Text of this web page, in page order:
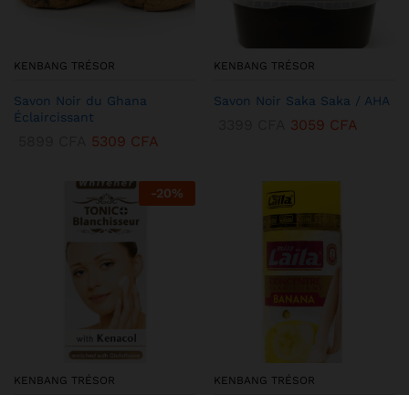
KENBANG TRÉSOR
Savon Noir du Ghana
Éclaircissant
5309 CFA
KENBANG TRÉSOR
Savon Noir Saka Saka / AHA
3059 CFA
-20%
KENBANG TRÉSOR KENBANG TRÉSOR